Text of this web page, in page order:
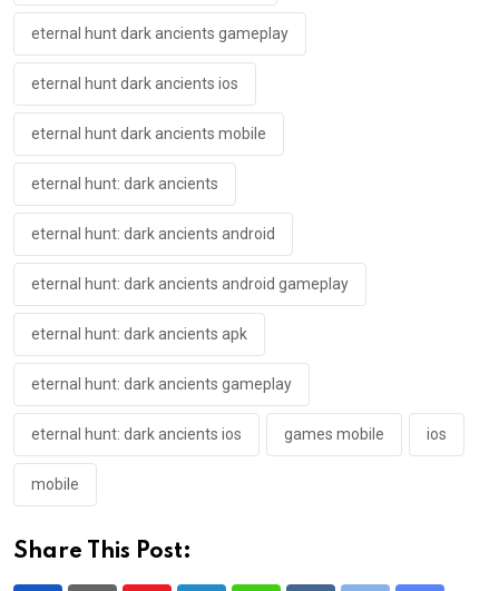
eternal hunt dark ancients gameplay
eternal hunt dark ancients ios
eternal hunt dark ancients mobile
eternal hunt: dark ancients
eternal hunt: dark ancients android
eternal hunt: dark ancients android gameplay
eternal hunt: dark ancients apk
eternal hunt: dark ancients gameplay
eternal hunt: dark ancients ios games mobile ios
mobile
Share This Post: